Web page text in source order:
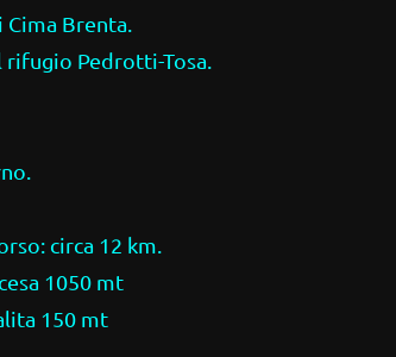
Cima Brenta.
Pedrotti-Tosa.
circa 12 km.
1050 mt
150 mt